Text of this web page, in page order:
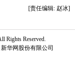
[责任编辑: 赵冰]
Rights Reserved.
华网股份有限公司